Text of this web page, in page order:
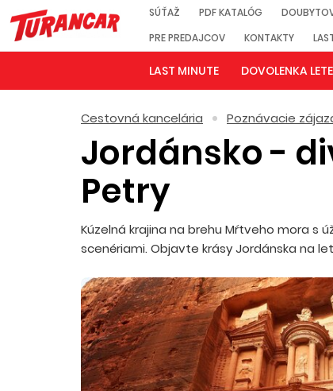
SÚŤAŽ PDF KATALÓG
PRE PREDAJCOV
KONTAKTY
LAST MINUTE DOVOLENKA
Cestovná kancelária Poznávacie
Jordánsko -
Petry
Kúzelná krajina na brehu Mŕtveho mora s
scenériami. Objavte krásy Jordánska na